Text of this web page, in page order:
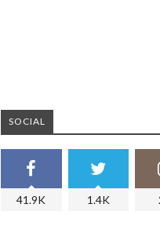
SOCIAL
41.9K 1.4K